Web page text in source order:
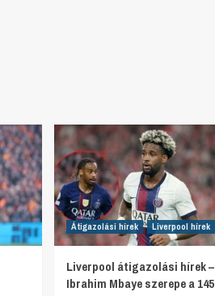
Átigazolási hírek Liverpool hírek
Liverpool átigazolási hírek –
Ibrahim Mbaye szerepe a 145